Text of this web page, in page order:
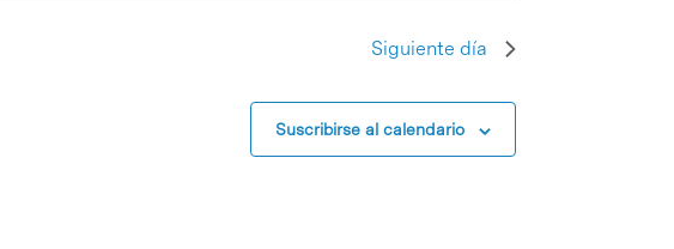
Siguiente día
Suscribirse al calendario